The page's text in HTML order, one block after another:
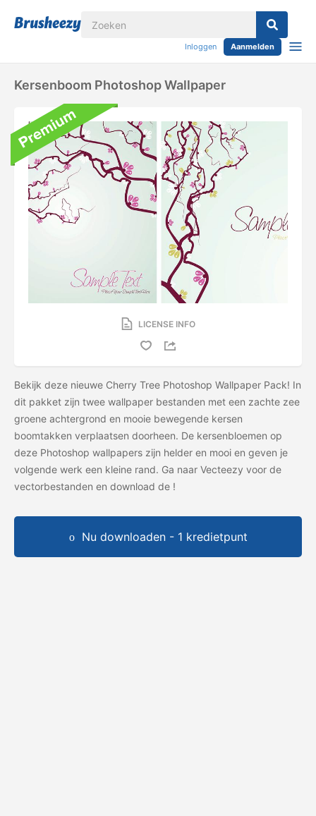
Inloggen Aanmelden
Kersenboom Photoshop Wallpaper
LICENSE INFO
Bekijk deze nieuwe Cherry Tree Photoshop Wallpaper Pack! In
dit pakket zijn twee wallpaper bestanden met een zachte zee
groene achtergrond en mooie bewegende kersen
boomtakken verplaatsen doorheen. De kersenbloemen op
deze Photoshop wallpapers zijn helder en mooi en geven je
volgende werk een kleine rand. Ga naar Vecteezy voor de
vectorbestanden en download de !
Nu downloaden - 1 kredietpunt